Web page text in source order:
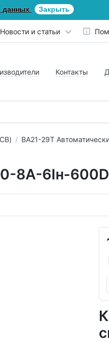
данных Закрыть
Новости и статьи
Контакты
ВА21-29Т
8А-6Iн-